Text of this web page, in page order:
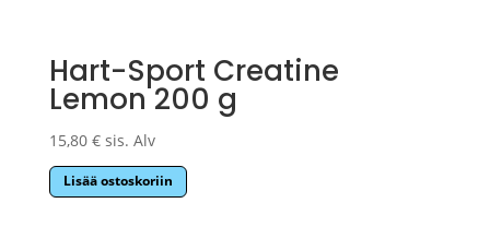
Hart-Sport Creatine
Lemon 200 g
15,80 € sis. Alv
Lisää ostoskoriin